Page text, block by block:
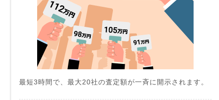
最短3時間で、最大20社の査定額が一斉に開示されます。